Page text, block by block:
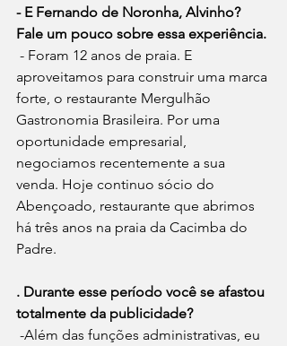
- E Fernando de Noronha, Alvinho?
Fale um pouco sobre essa experiência.
- Foram 12 anos de praia. E
aproveitamos para construir uma marca
forte, o restaurante Mergulhão
Gastronomia Brasileira. Por uma
oportunidade empresarial,
negociamos recentemente a sua
venda. Hoje continuo sócio do
Abençoado, restaurante que abrimos
há três anos na praia da Cacimba do
Padre.
. Durante esse período você se afastou
totalmente da publicidade?
-Além das funções administrativas, eu